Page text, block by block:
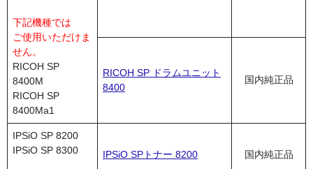
エプソン
富士通
シャープ
京セラ
パナソニック
下記機種では
ご使用いただけま
せん。
RICOH SP
8400M
RICOH SP
8400Ma1
RICOH SP ドラムユニット
8400
国内純正品
IPSiO SP 8200
IPSiO SP 8300
IPSiO SPトナー 8200 国内純正品